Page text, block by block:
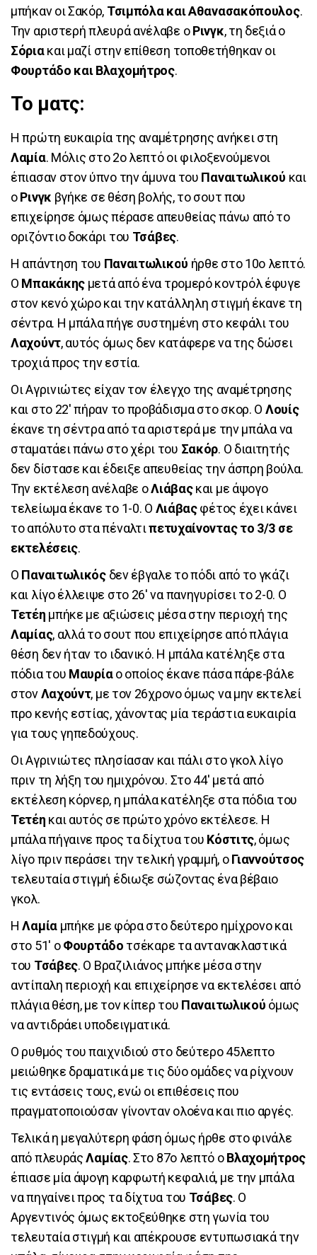
μπήκαν οι Σακόρ, Τσιμπόλα και Αθανασακόπουλος.
Την αριστερή πλευρά ανέλαβε οΡινγκ, τη δεξιά ο
Σόριακαι μαζί στην επίθεση τοποθετήθηκαν οι
Φουρτάδο και Βλαχομήτρος.
Το ματς:
Η πρώτη ευκαιρία της αναμέτρησης ανήκει στη
Λαμία. Μόλις στο 2ο λεπτό οι φιλοξενούμενοι
έπιασαν στον ύπνο την άμυνα του Παναιτωλικού και
οΡινγκ βγήκε σε θέση βολής, το σουτ που
επιχείρησε όμως πέρασε απευθείας πάνω από το
οριζόντιο δοκάρι του Τσάβες.
Η απάντηση του Παναιτωλικού ήρθε στο 10ο λεπτό.
Ο Μπακάκης μετά από ένα τρομερό κοντρόλ έφυγε
στον κενό χώρο και την κατάλληλη στιγμή έκανε τη
σέντρα. Η μπάλα πήγε συστημένη στο κεφάλι του
Λαχούντ, αυτός όμως δεν κατάφερε να της δώσει
τροχιά προς την εστία.
Οι Αγρινιώτες είχαν τον έλεγχο της αναμέτρησης
και στο 22' πήραν το προβάδισμα στο σκορ. Ο Λουίς
έκανε τη σέντρα από τα αριστερά με την μπάλα να
σταματάει πάνω στο χέρι του Σακόρ. Ο διαιτητής
δεν δίστασε και έδειξε απευθείας την άσπρη βούλα.
Την εκτέλεση ανέλαβε οΛιάβαςκαι με άψογο
τελείωμα έκανε το 1-0. Ο Λιάβαςφέτος έχει κάνει
το απόλυτο στα πέναλτιπετυχαίνοντας το 3/3 σε
εκτελέσεις.
Ο Παναιτωλικόςδεν έβγαλε το πόδι από το γκάζι
και λίγο έλλειψε στο 26' να πανηγυρίσει το 2-0. Ο
Τετέη μπήκε με αξιώσεις μέσα στην περιοχή της
Λαμίας, αλλά το σουτ που επιχείρησε από πλάγια
θέση δεν ήταν το ιδανικό. Η μπάλα κατέληξε στα
πόδια του Μαυρίαο οποίος έκανε πάσα πάρε-βάλε
στονΛαχούντ, με τον 26χρονο όμως να μην εκτελεί
προ κενής εστίας, χάνοντας μία τεράστια ευκαιρία
για τους γηπεδούχους.
Οι Αγρινιώτες πλησίασαν και πάλι στο γκολ λίγο
πριν τη λήξη του ημιχρόνου. Στο 44' μετά από
εκτέλεση κόρνερ, η μπάλα κατέληξε στα πόδια του
Τετέη και αυτός σε πρώτο χρόνο εκτέλεσε. Η
μπάλα πήγαινε προς τα δίχτυα του Κόστιτς, όμως
λίγο πριν περάσει την τελική γραμμή, οΓιαννούτσος
τελευταία στιγμή έδιωξε σώζοντας ένα βέβαιο
γκολ.
ΗΛαμίαμπήκε με φόρα στο δεύτερο ημίχρονο και
στο 51' οΦουρτάδο τσέκαρε τα αντανακλαστικά
του Τσάβες. Ο Βραζιλιάνος μπήκε μέσα στην
αντίπαλη περιοχή και επιχείρησε να εκτελέσει από
πλάγια θέση, με τον κίπερ του Παναιτωλικού όμως
να αντιδράει υποδειγματικά.
Ο ρυθμός του παιχνιδιού στο δεύτερο 45λεπτο
μειώθηκε δραματικά με τις δύο ομάδες να ρίχνουν
τις εντάσεις τους, ενώ οι επιθέσεις που
πραγματοποιούσαν γίνονταν ολοένα και πιο αργές.
Τελικά η μεγαλύτερη φάση όμως ήρθε στο φινάλε
από πλευράςΛαμίας. Στο 87ο λεπτό οΒλαχομήτρος
έπιασε μία άψογη καρφωτή κεφαλιά, με την μπάλα
να πηγαίνει προς τα δίχτυα του Τσάβες. Ο
Αργεντινός όμως εκτοξεύθηκε στη γωνία του
τελευταία στιγμή και απέκρουσε εντυπωσιακά την